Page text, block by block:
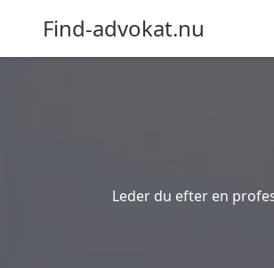
Find-advokat.nu
Leder du efter en